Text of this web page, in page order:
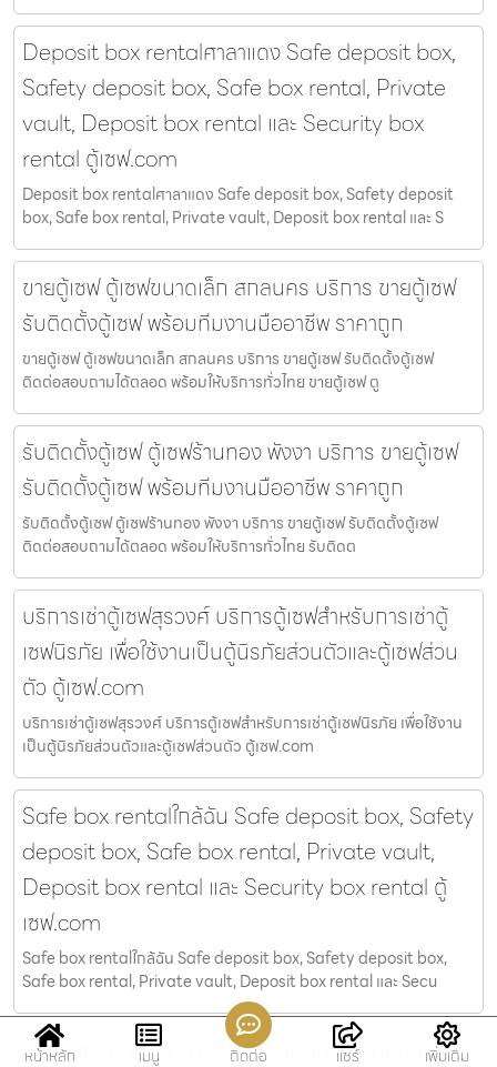
Deposit box rentalศาลาแดง Safe deposit box,
Safety deposit box, Safe box rental, Private
vault, Deposit box rental และ Security box
rental ตู้เซฟ.com
Deposit box rentalศาลาแดง Safe deposit box, Safety deposit
box, Safe box rental, Private vault, Deposit box rental และ S
ขายตู้เซฟ ตู้เซฟขนาดเล็ก สกลนคร บริการ ขายตู้เซฟ
รับติดตั้งตู้เซฟ พร้อมทีมงานมืออาชีพ ราคาถูก
ขายตู้เซฟ ตู้เซฟขนาดเล็ก สกลนคร บริการ ขายตู้เซฟ รับติดตั้งตู้เซฟ
ติดต่อสอบถามได้ตลอด พร้อมให้บริการทั่วไทย ขายตู้เซฟ ตู
รับติดตั้งตู้เซฟ ตู้เซฟร้านทอง พังงา บริการ ขายตู้เซฟ
รับติดตั้งตู้เซฟ พร้อมทีมงานมืออาชีพ ราคาถูก
รับติดตั้งตู้เซฟ ตู้เซฟร้านทอง พังงา บริการ ขายตู้เซฟ รับติดตั้งตู้เซฟ
ติดต่อสอบถามได้ตลอด พร้อมให้บริการทั่วไทย รับติดต
บริการเช่าตู้เซฟสุรวงศ์ บริการตู้เซฟสำหรับการเช่าตู้
เซฟนิรภัย เพื่อใช้งานเป็นตู้นิรภัยส่วนตัวและตู้เซฟส่วน
ตัว ตู้เซฟ.com
บริการเช่าตู้เซฟสุรวงศ์ บริการตู้เซฟสำหรับการเช่าตู้เซฟนิรภัย เพื่อใช้งาน
เป็นตู้นิรภัยส่วนตัวและตู้เซฟส่วนตัว ตู้เซฟ.com
Safe box rentalใกล้ฉัน Safe deposit box, Safety
deposit box, Safe box rental, Private vault,
Deposit box rental และ Security box rental ตู้
เซฟ.com
Safe box rentalใกล้ฉัน Safe deposit box, Safety deposit box,
Safe box rental, Private vault, Deposit box rental และ Secu
Security box rentalMRT สีลม ตู้นิรภัยเอกชนและตู้
หน้าหลัก เมนู ติดต่อ แชร์ เพิ่มเติม